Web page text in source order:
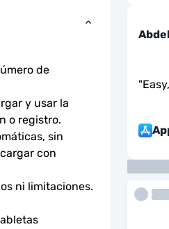
de
y usar la
o registro.
sin
con
ni limitaciones.
"